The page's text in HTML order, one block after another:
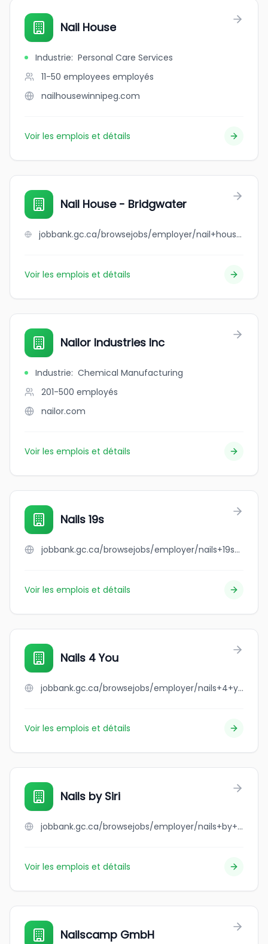
Nail House
Industrie: Personal Care Services
11-50 employees employés
nailhousewinnipeg.com
Voir les emplois et détails
Nail House - Bridgwater
jobbank.gc.ca/browsejobs/employer/nail+house+-+bridgwater/ca
Voir les emplois et détails
Nailor Industries Inc
Industrie: Chemical Manufacturing
201-500 employés
nailor.com
Voir les emplois et détails
Nails 19s
jobbank.gc.ca/browsejobs/employer/nails+19s/ca
Voir les emplois et détails
Nails 4 You
jobbank.gc.ca/browsejobs/employer/nails+4+you/ca
Voir les emplois et détails
Nails by Siri
jobbank.gc.ca/browsejobs/employer/nails+by+siri/ca
Voir les emplois et détails
Nailscamp GmbH